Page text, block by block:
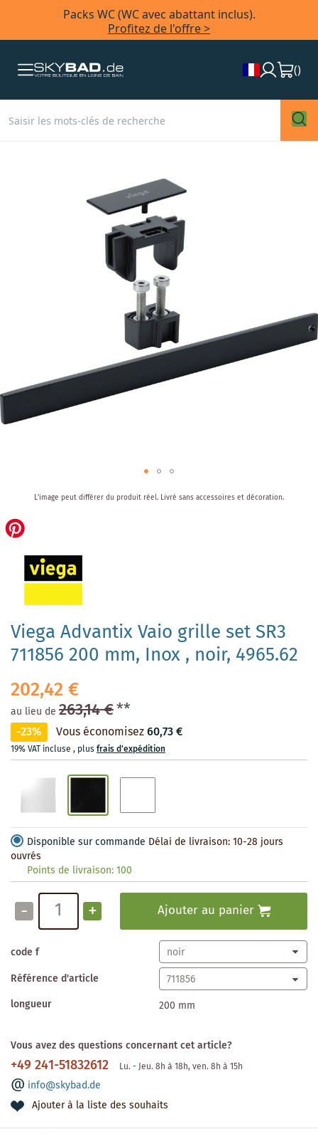
Packs WC (WC avec abattant inclus).
Profitez de l'offre >
()
Viega Advantix Vaio grille set SR3
711856 200 mm, Inox , noir, 4965.62
202,42 €
au lieu de 263,14 €**
-23% Vous économisez60,73 €
19% VAT incluse , plusfrais d'expédition
Disponible sur commande Délai de livraison: 10-28 jours
ouvrés
Points de livraison:100
- + Ajouter au panier
code f
Référence d'article
longueur
200 mm
Vous avez des questions concernant cet article?
+49 241-51832612 Lu. - Jeu. 8h à 18h, ven. 8h à 15h
info@skybad.de
Ajouter à la liste des souhaits
the
beginning
images
gallery
L'image peut différer du produit réel. Livré sans accessoires et décoration.